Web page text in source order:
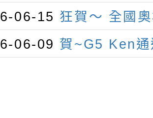
參加IMC榮獲一銀一
06-15 狂賀～ 全國
學生勇奪三金三銀一
06-09 賀~G5 Ken